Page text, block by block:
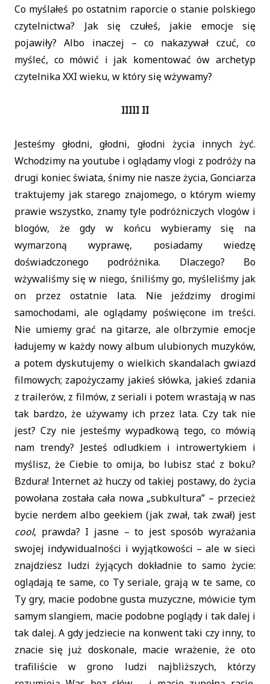
Co myślałeś po ostatnim raporcie o stanie polskiego
czytelnictwa? Jak się czułeś, jakie emocje się
pojawiły? Albo inaczej – co nakazywał czuć, co
myśleć, co mówić i jak komentować ów archetyp
czytelnika XXI wieku, w który się wżywamy?
IIIII II
Jesteśmy głodni, głodni, głodni życia innych żyć.
Wchodzimy na youtube i oglądamy vlogi z podróży na
drugi koniec świata, śnimy nie nasze życia, Gonciarza
traktujemy jak starego znajomego, o którym wiemy
prawie wszystko, znamy tyle podróżniczych vlogów i
blogów, że gdy w końcu wybieramy się na
wymarzoną wyprawę, posiadamy wiedzę
doświadczonego podróżnika. Dlaczego? Bo
wżywaliśmy się w niego, śniliśmy go, myśleliśmy jak
on przez ostatnie lata. Nie jeździmy drogimi
samochodami, ale oglądamy poświęcone im treści.
Nie umiemy grać na gitarze, ale olbrzymie emocje
ładujemy w każdy nowy album ulubionych muzyków,
a potem dyskutujemy o wielkich skandalach gwiazd
filmowych; zapożyczamy jakieś słówka, jakieś zdania
z trailerów, z filmów, z seriali i potem wrastają w nas
tak bardzo, że używamy ich przez lata. Czy tak nie
jest? Czy nie jesteśmy wypadkową tego, co mówią
nam trendy? Jesteś odludkiem i introwertykiem i
myślisz, że Ciebie to omija, bo lubisz stać z boku?
Bzdura! Internet aż huczy od takiej postawy, do życia
powołana została cała nowa „subkultura” – przecież
bycie nerdem albo geekiem (jak zwał, tak zwał) jest
cool, prawda? I jasne – to jest sposób wyrażania
swojej indywidualności i wyjątkowości – ale w sieci
znajdziesz ludzi żyjących dokładnie to samo życie:
oglądają te same, co Ty seriale, grają w te same, co
Ty gry, macie podobne gusta muzyczne, mówicie tym
samym slangiem, macie podobne poglądy i tak dalej i
tak dalej. A gdy jedziecie na konwent taki czy inny, to
znacie się już doskonale, macie wrażenie, że oto
trafiliście w grono ludzi najbliższych, którzy